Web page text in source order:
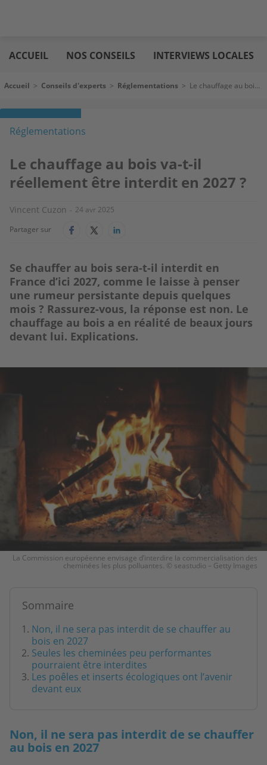
au
contenu
immo
ACCUEIL NOS CONSEILS INTERVIEWS LOCALES
Fil d'Ariane
Accueil > Conseils d'experts > Réglementations > Le chauffage au bois va-t-il réellement être interdit en 2027 ?
Réglementations
Le chauffage au bois va-t-il
réellement être interdit en 2027 ?
Vincent Cuzon
24 avr 2025
Partager sur
Se chauffer au bois sera-t-il interdit en
France d’ici 2027, comme le laisse à penser
une rumeur persistante depuis quelques
mois ? Rassurez-vous, la réponse est non. Le
chauffage au bois a en réalité de beaux jours
devant lui. Explications.
La Commission européenne envisage d’interdire la commercialisation des
cheminées les plus polluantes. © seastudio – Getty Images
Sommaire
Non, il ne sera pas interdit de se chauffer au
bois en 2027
Seules les cheminées peu performantes
pourraient être interdites
Les poêles et inserts écologiques ont l’avenir
devant eux
Non, il ne sera pas interdit de se chauffer
au bois en 2027